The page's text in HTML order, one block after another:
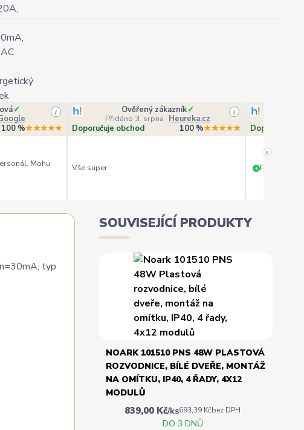
✓
i
100 %★★★★★
Mohu
Ověřený zákazník✓
Přidáno 3. srpna · Heureka.cz
i
Doporučuje obchod 100 %★★★★★
Vše super
Doporučuje
+ PERFEKTNÍ
»
typ
SOUVISEJÍCÍ PRODUKTY
NOARK 101510 PNS 48W PLASTOVÁ
ROZVODNICE, BÍLÉ DVEŘE, MONTÁŽ
NA OMÍTKU, IP40, 4 ŘADY, 4X12
MODULŮ
839,00 Kč/ks693,39 Kčbez DPH
DO 3 DNŮ